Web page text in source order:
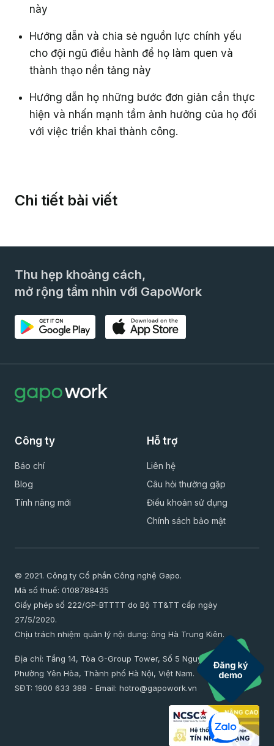
này
Hướng dẫn và chia sẻ nguồn lực chính yếu
cho đội ngũ điều hành để họ làm quen và
thành thạo nền tảng này
Hướng dẫn họ những bước đơn giản cần thực
hiện và nhấn mạnh tầm ảnh hưởng của họ đối
với việc triển khai thành công.
Chi tiết bài viết
Thu hẹp khoảng cách,
mở rộng tầm nhìn với GapoWork
Công ty
Báo chí
Blog
Tính năng mới
Hỗ trợ
Liên hệ
Câu hỏi thường gặp
Điều khoản sử dụng
Chính sách bảo mật
© 2021. Công ty Cổ phần Công nghệ Gapo.
Mã số thuế: 0108788435
Giấy phép số 222/GP-BTTTT do Bộ TT&TT cấp ngày
27/5/2020.
Chịu trách nhiệm quản lý nội dung: ông Hà Trung Kiên.
Địa chỉ: Tầng 14, Tòa G-Group Tower, Số 5 Nguyễn Thị Duệ,
Phường Yên Hòa, Thành phố Hà Nội, Việt Nam.
SĐT: 1900 633 388 - Email: hotro@gapowork.vn